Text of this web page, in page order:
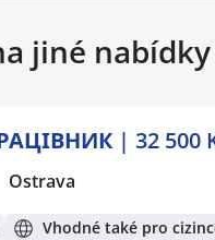
jiné
| 32 500
Ostrava
Vhodné také pro